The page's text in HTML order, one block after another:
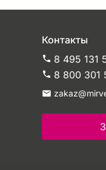
Контакты
8 495 131
8 800 301